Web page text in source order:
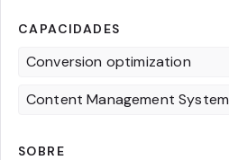
CAPACIDADES
Conversion optimization
Content Management System
SOBRE